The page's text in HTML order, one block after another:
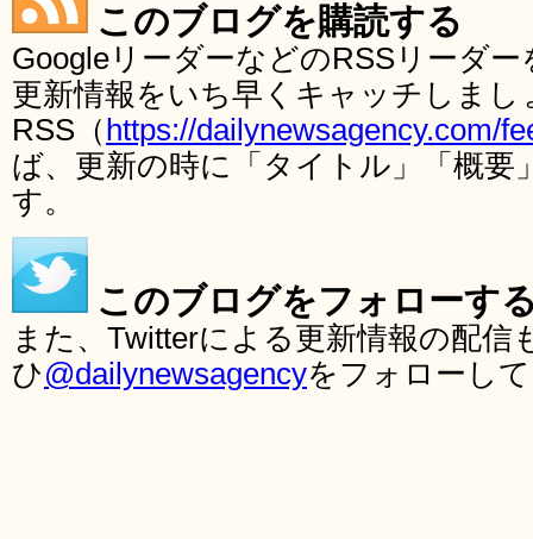
このブログを購読する
GoogleリーダーなどのRSSリーダ
更新情報をいち早くキャッチしま
RSS（ https://dailynewsagency.com/
ば、更新の時に「タイトル」「概要
す。
このブログをフォローす
また、Twitterによる更新情報の配
ひ@dailynewsagencyをフォローし